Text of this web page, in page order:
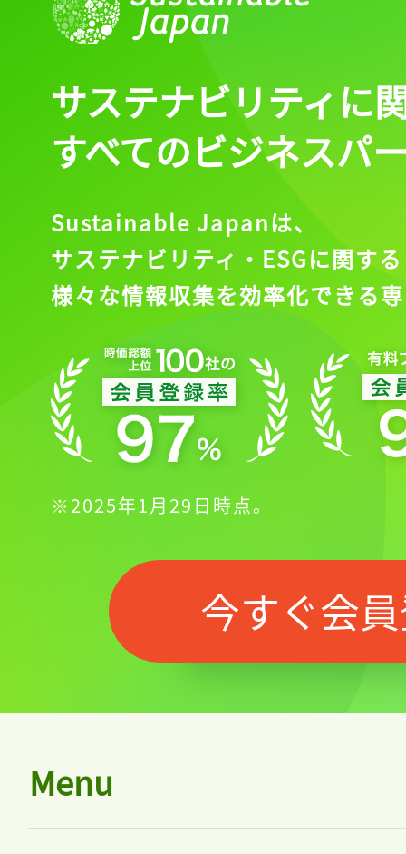
サステナビリティに
すべてのビジネスパ
Sustainable Japanは、
サステナビリティ・ESGに関する
様々な情報収集を効率化できる
※2025年1月29日時点。
今すぐ会
Menu